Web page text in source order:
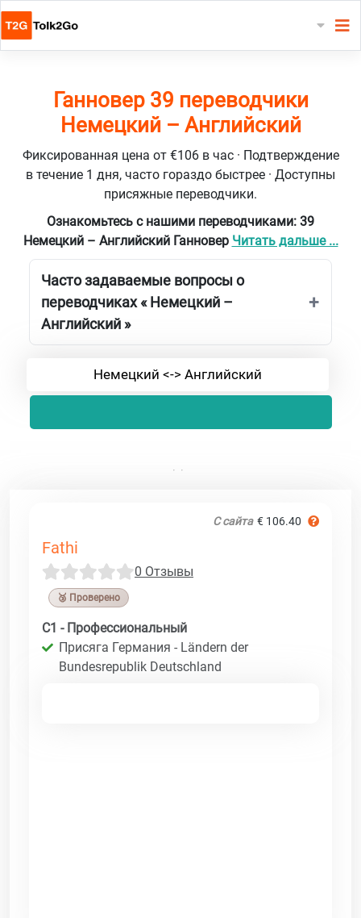
Ганновер 39 переводчики
Немецкий – Английский
Фиксированная цена от €106 в час · Подтверждение
в течение 1 дня, часто гораздо быстрее · Доступны
присяжные переводчики.
Ознакомьтесь с нашими переводчиками: 39
Немецкий – Английский Ганновер Читать дальше ...
Часто задаваемые вопросы о
переводчиках « Немецкий –
Английский »
Немецкий <-> Английский
С сайта € 106.40
Fathi
0 Отзывы
🥉 Проверено
C1 - Профессиональный
Присяга Германия - Ländern der
Bundesrepublik Deutschland